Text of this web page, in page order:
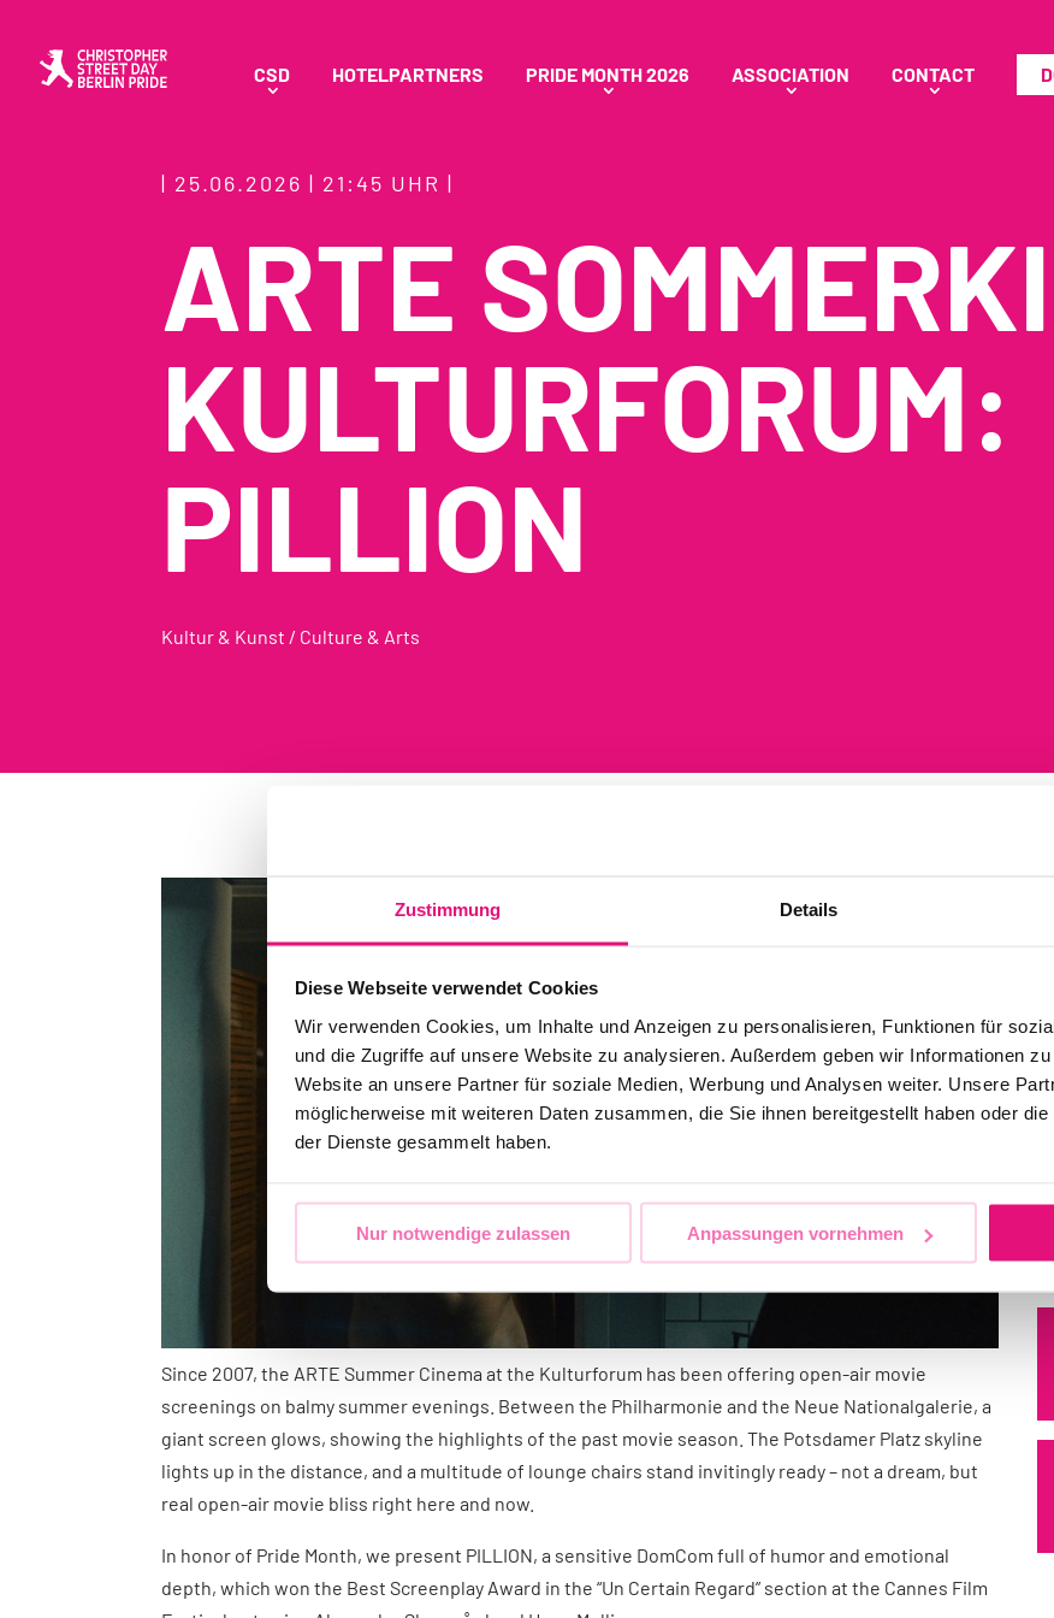
Zustimmung Details
Diese Webseite verwendet Cookies
Wir verwenden Cookies, um Inhalte und Anzeigen zu personalisieren, Funktionen für
und die Zugriffe auf unsere Website zu analysieren. Außerdem geben wir Informationen
Website an unsere Partner für soziale Medien, Werbung und Analysen weiter. Unsere
möglicherweise mit weiteren Daten zusammen, die Sie ihnen bereitgestellt haben oder
der Dienste gesammelt haben.
Nur notwendige zulassen Anpassungen vornehmen
CSD HOTELPARTNERS PRIDE MONTH 2026 ASSOCIATION CONTACT
| 25.06.2026 | 21:45 UHR |
ARTE
KULTURFORUM:
PILLION
Kultur & Kunst / Culture & Arts
Since 2007, the ARTE Summer Cinema at the Kulturforum has been offering open-air movie
screenings on balmy summer evenings. Between the Philharmonie and the Neue Nationalgalerie, a
giant screen glows, showing the highlights of the past movie season. The Potsdamer Platz skyline
lights up in the distance, and a multitude of lounge chairs stand invitingly ready – not a dream, but
real open-air movie bliss right here and now.
In honor of Pride Month, we present PILLION, a sensitive DomCom full of humor and emotional
depth, which won the Best Screenplay Award in the “Un Certain Regard” section at the Cannes Film